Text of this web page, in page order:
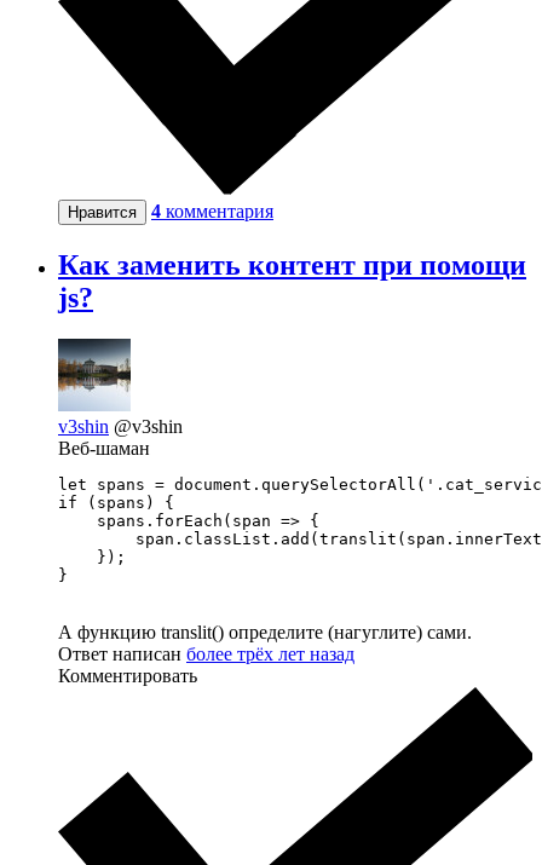
Нравится 4 комментария
Как заменить контент при помощи
js?
v3shin @v3shin
Веб-шаман
let spans =
if (spans) {
    spans.forEach(span => {
    });
}
А функцию translit() определите (нагуглите) сами.
Ответ написан более трёх лет назад
Комментировать